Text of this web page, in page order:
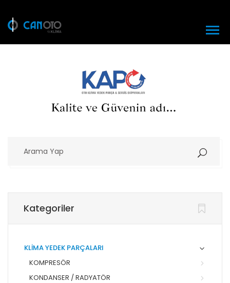
Arama
Kategoriler
KLİMA YEDEK PARÇALARI
KOMPRESÖR
KONDANSER / RADYATÖR